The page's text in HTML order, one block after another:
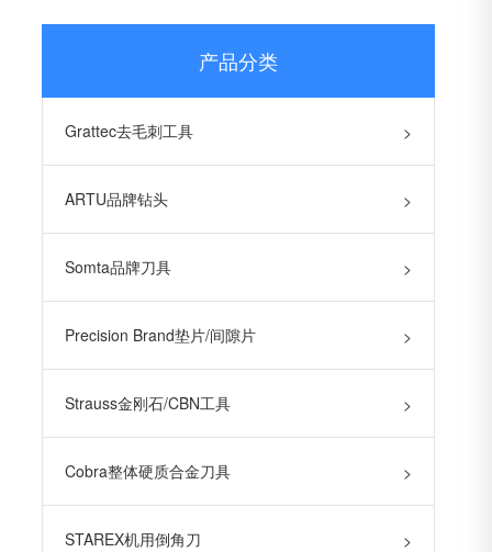
产品分类
Grattec去毛刺工具 >
ARTU品牌钻头 >
Somta品牌刀具 >
Precision Brand垫片/间隙片 >
Strauss金刚石/CBN工具 >
Cobra整体硬质合金刀具 >
STAREX机用倒角刀 >